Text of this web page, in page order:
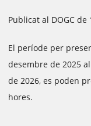
Publicat al DOGC de
El període per
desembre de 2025
de 2026, es poden
hores.